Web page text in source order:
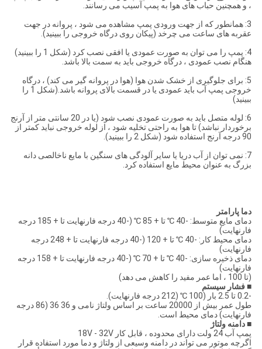
، و همچنین حباب های هوا به پمپ آسیب می رسانند.
3: همانطور که از جهت ورودی پمپ مشاهده می شود ، پروانه در جهت
عقربه های ساعت می چرخد ​​(پیکان روی درگاه خروجی را ببینید).
4: پمپ را می توان به صورت عمودی یا افقی نصب کرد (شکل 1 را ببینید)
هنگام نصب عمودی ، درگاه خروجی باید به سمت بالا باشد.
5: برای جلوگیری از خشک شدن هوا (هوا در پروانه گیر می کند) ، درگاه
خروجی پمپ آب باید عمودی یا در قسمت بالای پروانه باشد.(شکل 1 را
ببینید)
6: لوله متصل باید به صورت عمودی نصب شود (یا در 20 سانتی متر از آرنج
برخوردار نباشد) تا هوا به راحتی تخلیه شود ، از لوله خروجی نباید کمتر از
90 درجه آرنج استفاده شود (شکل 2 را ببینید).
7: نمی توان از آب دریا یا سایر آلودگی های سنگین با مایع ناخالصی دانه
بزرگ به عنوان محیط مایع استفاده کرد.
دما پارامتر
دمای مایع متوسط: -40 ℃ تا + 85 ℃ (-40 درجه فارنهایت تا + 185 درجه
فارنهایت)
دمای محیط کار: -40 ℃ تا + 120 (-40 درجه فارنهایت تا + 248 درجه
فارنهایت)
دمای ذخیره سازی: -40 ℃ تا + 70 ℃ (-40 درجه فارنهایت تا + 158 درجه
فارنهایت)
(تا 100 ، اما عمر مفید را کاهش می دهد)
■فشار سیستم
-0.2 تا 2.5 بار (100 ℃ (212 درجه فارنهایت).
طول عمر بیش از 20000 ساعت بر اساس ولتاژ نامی و 36 36 (86 درجه
فارنهایت) دمای محیط است.
■دامنه ولتاژ
پمپ آب 24 ولت دارای محدوده ، قابل کار 18V - 32V
اگرچه موتور می تواند در دامنه وسیعی از ولتاژ و دما مورد استفاده قرار